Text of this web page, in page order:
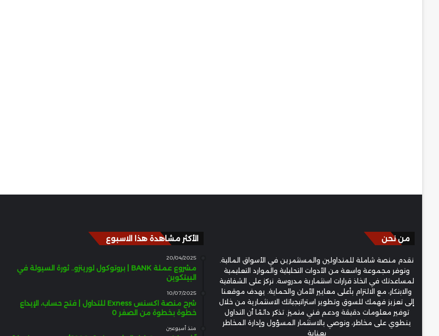
من نحن
نقدم منصة شاملة للمتداولين والمستثمرين في الأسواق المالية.
ونوفر مجموعة واسعة من الأدوات التحليلية والموارد التعليمية
لمساعدتك في اتخاذ قرارات استثمارية مدروسة. نركز على الشفافية
والابتكار، مع الالتزام بأعلى معايير الأمان والحماية. يهدف موقعنا
إلى تعزيز فهمك للسوق وتطوير استراتيجياتك الاستثمارية من خلال
توفير معلومات دقيقة ودعم فني متميز. تذكر دائمًا أن التداول
ينطوي على مخاطر، ونوصي بالاستثمار المسؤول وإدارة المخاطر
بعناية
الأكثر مشاهدة هذا الاسبوع
20/04/2025
مشروع عملة BANK | بروتوكول لورينزو.. ثورة السيولة في
البيتكوين
10/07/2025
شرح منصة اكسنس Exness للتداول | فتح حساب، الإيداع
خطوة بخطوة من الصفر 0
منذ أسبوعين